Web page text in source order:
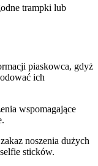
trampki lub
piaskowca, gdyż
ich
wspomagające
noszenia dużych
sticków.